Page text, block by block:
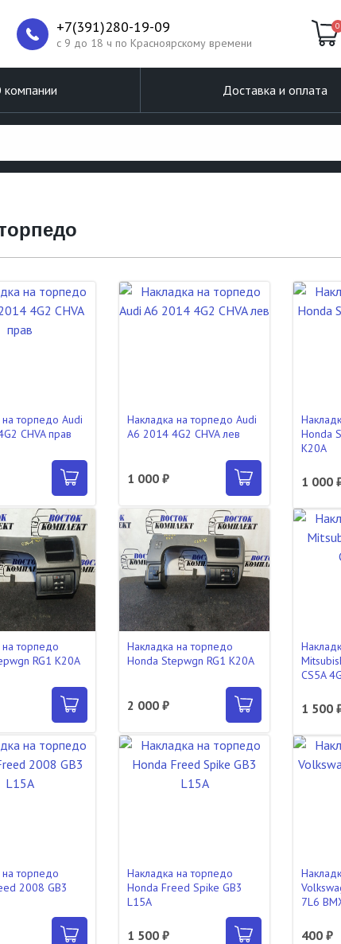
+7(391)280-19-09
c 9 до 18 ч по Красноярскому времени
0
компании Доставка и оплата
торпедо Audi
CHVA прав
Накладка на торпедо Audi
A6 2014 4G2 CHVA лев
1 000 ₽
Honda
K20A
1 000
торпедо
RG1 K20A
Накладка на торпедо
Honda Stepwgn RG1 K20A
2 000 ₽
CS5A
1 500
торпедо
2008 GB3
Накладка на торпедо
Honda Freed Spike GB3
L15A
1 500 ₽
7L6
400 ₽